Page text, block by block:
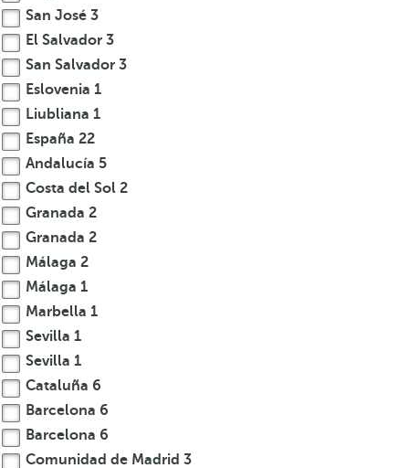
San José 3
El Salvador 3
San Salvador 3
Eslovenia 1
Liubliana 1
España 22
Andalucía 5
Costa del Sol 2
Granada 2
Granada 2
Málaga 2
Málaga 1
Marbella 1
Sevilla 1
Sevilla 1
Cataluña 6
Barcelona 6
Barcelona 6
Comunidad de Madrid 3